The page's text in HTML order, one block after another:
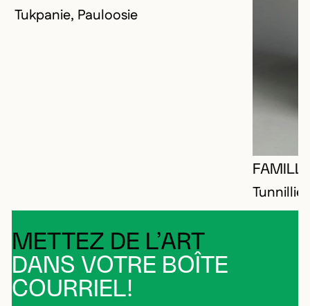
Tukpanie, Pauloosie
METTEZ DE L’ART
DANS VOTRE BOÎTE
COURRIEL!